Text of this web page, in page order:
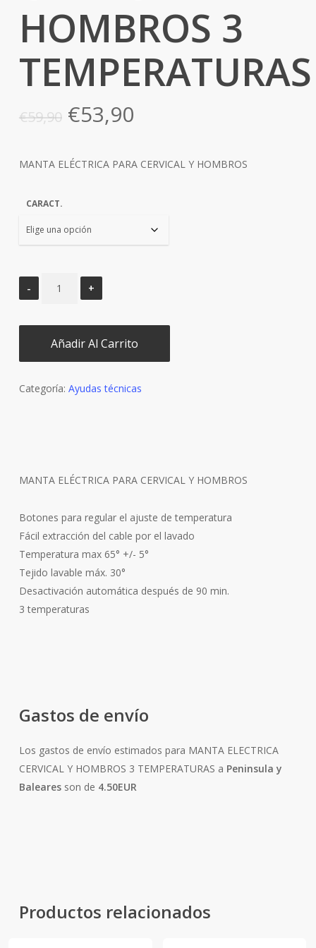
HOMBROS 3
TEMPERATURAS
€59,90 El
precio
original
era:
€53,90El
actual
es:
MANTA ELÉCTRICA PARA CERVICAL Y HOMBROS
CARACT.
Añadir Al Carrito
Categoría: Ayudas técnicas
MANTA ELÉCTRICA PARA CERVICAL Y HOMBROS
Botones para regular el ajuste de temperatura
Fácil extracción del cable por el lavado
Temperatura max 65° +/- 5°
Tejido lavable máx. 30°
Desactivación automática después de 90 min.
3 temperaturas
Gastos de envío
Los gastos de envío estimados para MANTA ELECTRICA
CERVICAL Y HOMBROS 3 TEMPERATURAS a Peninsula y
Balearesson de 4.50EUR
Productos relacionados